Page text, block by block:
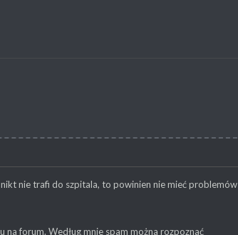
nie trafi do szpitala, to powinien nie mieć problemów
na forum. Według mnie spam można rozpoznać